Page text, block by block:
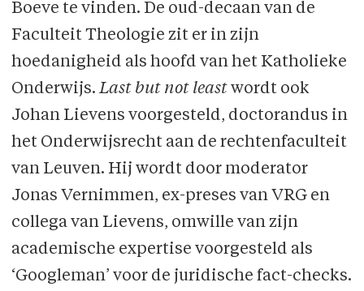
Boeve te vinden. De oud-decaan van de
Faculteit Theologie zit er in zijn
hoedanigheid als hoofd van het Katholieke
Onderwijs.Last but not leastwordt ook
Johan Lievens voorgesteld, doctorandus in
het Onderwijsrecht aan de rechtenfaculteit
van Leuven. Hij wordt door moderator
Jonas Vernimmen, ex-preses van VRG en
collega van Lievens, omwille van zijn
academische expertise voorgesteld als
‘Googleman’ voor de juridische fact-checks.